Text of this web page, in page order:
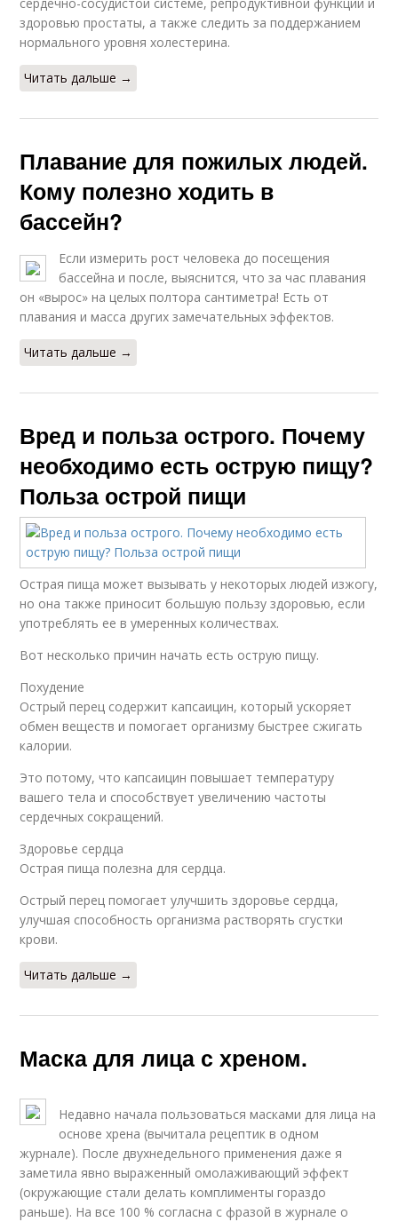
здоровью простаты, а также следить за поддержанием
нормального уровня холестерина.
Читать дальше →
Плавание для пожилых людей.
Кому полезно ходить в
бассейн?
Если измерить рост человека до посещения
бассейна и после, выяснится, что за час плавания
он «вырос» на целых полтора сантиметра! Есть от
плавания и масса других замечательных эффектов.
Читать дальше →
Вред и польза острого. Почему
необходимо есть острую пищу?
Польза острой пищи
Острая пища может вызывать у некоторых людей изжогу,
но она также приносит большую пользу здоровью, если
употреблять ее в умеренных количествах.
Вот несколько причин начать есть острую пищу.
Похудение
Острый перец содержит капсаицин, который ускоряет
обмен веществ и помогает организму быстрее сжигать
калории.
Это потому, что капсаицин повышает температуру
вашего тела и способствует увеличению частоты
сердечных сокращений.
Здоровье сердца
Острая пища полезна для сердца.
Острый перец помогает улучшить здоровье сердца,
улучшая способность организма растворять сгустки
крови.
Читать дальше →
Маска для лица с хреном.
Недавно начала пользоваться масками для лица на
основе хрена (вычитала рецептик в одном
журнале). После двухнедельного применения даже я
заметила явно выраженный омолаживающий эффект
(окружающие стали делать комплименты гораздо
раньше). На все 100 % согласна с фразой в журнале о